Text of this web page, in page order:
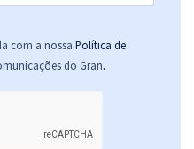
com a nossa Política de
do Gran.